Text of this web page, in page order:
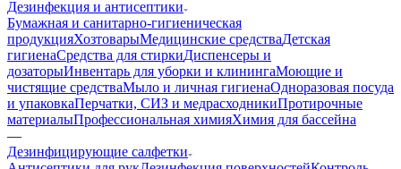
Дезинфекция и антисептики
Бумажная и санитарно-гигиеническая
продукцияХозтоварыМедицинские средстваДетская
гигиенаСредства для стиркиДиспенсеры и
дозаторыИнвентарь для уборки и клинингаМоющие и
чистящие средстваМыло и личная гигиенаОдноразовая посуда
и упаковкаПерчатки, СИЗ и медрасходникиПротирочные
материалыПрофессиональная химияХимия для бассейна
—
Дезинфицирующие салфетки